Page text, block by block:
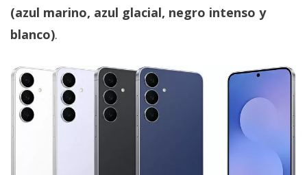
comunicación
digital donde
encontrarás
noticias sobre
tecnología,
móviles,
ordenadores,
apps,
(azul marino, azul glacial, negro intenso y
blanco).